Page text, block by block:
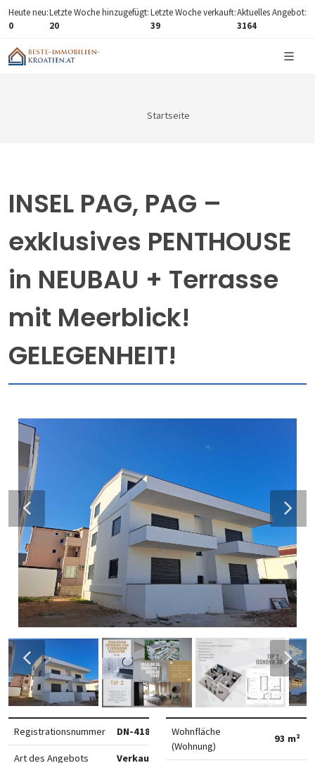
Heute neu:
0
Letzte Woche hinzugefügt:
20
Letzte Woche verkauft:
39
Aktuelles Angebot:
3164
Startseite
INSEL PAG, PAG –
exklusives PENTHOUSE
in NEUBAU + Terrasse
mit Meerblick!
GELEGENHEIT!
Registrationsnummer DN-41895
Art des Angebots Verkauf
Wohnfläche
(Wohnung)
93 m²